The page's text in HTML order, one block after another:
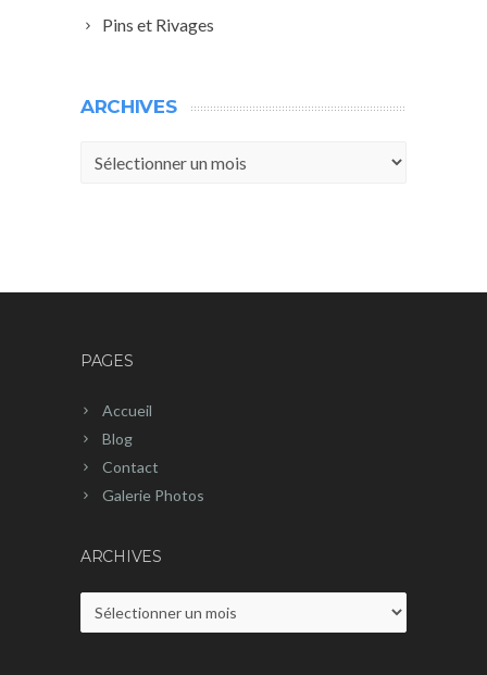
Pins et Rivages
ARCHIVES
Archives
PAGES
Accueil
Blog
Contact
Galerie Photos
ARCHIVES
Archives